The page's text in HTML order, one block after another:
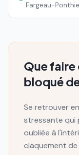
Fargeau-
Que faire
bloqué
Se retrouver
stressante qui
oubliée à
claquement